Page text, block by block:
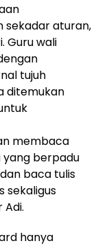
sekadar aturan,
Guru wali
tujuh
ditemukan
membaca
berpadu
baca tulis
sekaligus
hanya